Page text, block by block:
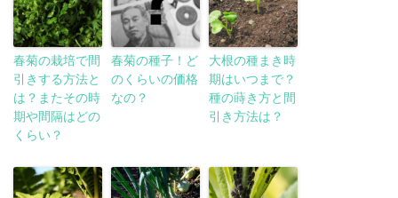
春菊の栽培で間
引きする方法と
は？またその時
期や間隔はどの
くらい？
春菊の種子！ど
のくらいの価格
なの？
大根の種まき時
期はいつまで？
種の蒔き方と間
引き方法は？